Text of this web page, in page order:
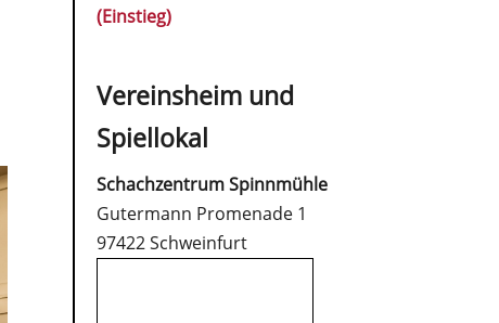
(Einstieg)
Vereinsheim und
Spiellokal
Schachzentrum Spinnmühle
Gutermann Promenade 1
97422 Schweinfurt